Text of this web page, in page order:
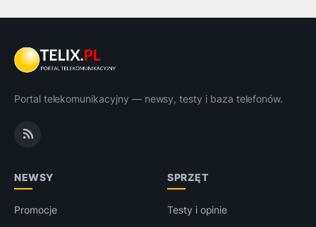
Portal telekomunikacyjny — newsy, testy i baza telefonów.
NEWSY
Promocje
SPRZĘT
Testy i opinie